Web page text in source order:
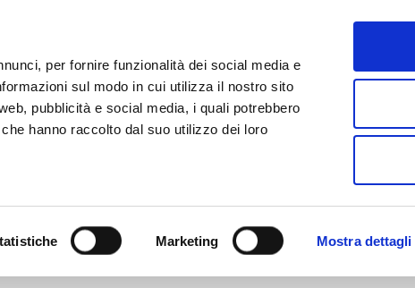
per fornire funzionalità dei social media e
sul modo in cui utilizza il nostro sito
pubblicità e social media, i quali potrebbero
hanno raccolto dal suo utilizzo dei loro
Marketing Mostra dettagli
CATALOG TECALLIANCE E-COMMERCE